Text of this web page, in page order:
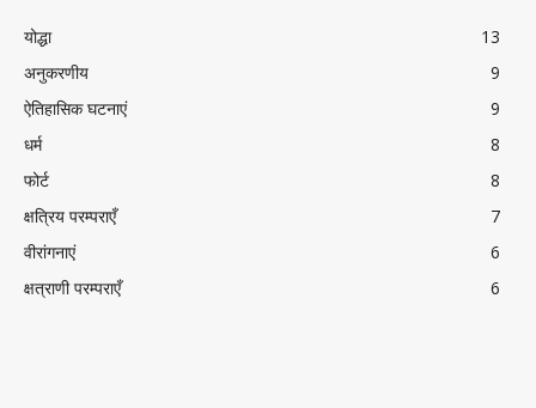
योद्धा
13
अनुकरणीय
9
ऐतिहासिक घटनाएं
9
धर्म
8
फोर्ट
8
क्षत्रिय परम्पराएँ
7
वीरांगनाएं
6
क्षत्राणी परम्पराएँ
6